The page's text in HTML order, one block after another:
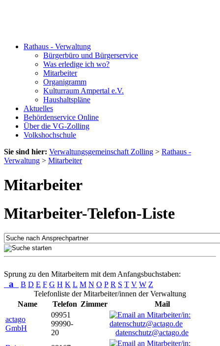
Rathaus - Verwaltung
Bürgerbüro und Bürgerservice
Was erledige ich wo?
Mitarbeiter
Organigramm
Kulturraum Ampertal e.V.
Haushaltspläne
Aktuelles
Behördenservice Online
Über die VG-Zolling
Volkshochschule
Sie sind hier: Verwaltungsgemeinschaft Zolling > Rathaus -
Verwaltung > Mitarbeiter
Mitarbeiter
Mitarbeiter-Telefon-Liste
Sprung zu den Mitarbeitern mit dem Anfangsbuchstaben:
a B D E F G H K L M N O P R S T V W Z
Telefonliste der Mitarbeiter/innen der Verwaltung
Name
Telefon Zimmer
Mail
actago
GmbH
09951
99990-
20
datenschutz@actago.de